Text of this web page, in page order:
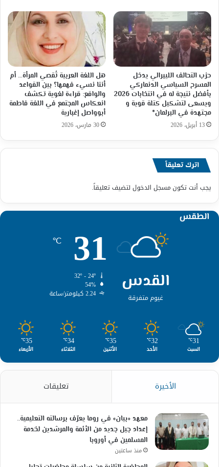
حزب التحالف الليبرالي يدخل
المسرح السياسي الدنماركي
بأفضل نتيجة له في انتخابات 2026
ويسعى لتشكيل كتلة قوية و
مجتهدة في البرلمان*
13 أبريل، 2026
هل اللغة العربية تُقصي المرأة… أم
أننا نسيء فهمها؟ بين القواعد
والواقع: قراءة لغوية تكشف
انعكاس المجتمع في اللغة فاطمة
أبوواصل إغبارية
30 مارس، 2026
اترك تعليقاً
يجب أنت تكونمسجل الدخول لتضيف تعليقاً.
الطقس
القدس
غيوم متفرقة
31
℃
54%
2.24 كيلومتر/ساعة
31
℃
السبت
32
℃
الأحد
35
℃
الأثنين
34
℃
الثلاثاء
35
℃
الأربعاء
الأخيرة تعليقات
معهد «بيان» في روما يعرّف برسالته التعليمية..
إعداد جيل جديد من الأئمة والمرشدين لخدمة
المسلمين في أوروبا
منذ ساعتين